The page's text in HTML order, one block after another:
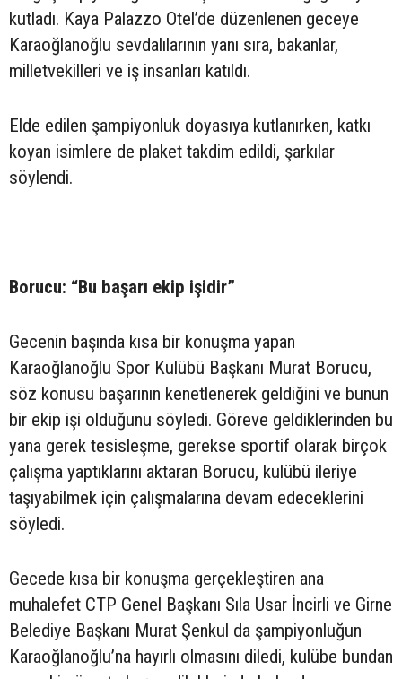
kutladı. Kaya Palazzo Otel’de düzenlenen geceye
Karaoğlanoğlu sevdalılarının yanı sıra, bakanlar,
milletvekilleri ve iş insanları katıldı.
Elde edilen şampiyonluk doyasıya kutlanırken, katkı
koyan isimlere de plaket takdim edildi, şarkılar
söylendi.
Borucu: “Bu başarı ekip işidir”
Gecenin başında kısa bir konuşma yapan
Karaoğlanoğlu Spor Kulübü Başkanı Murat Borucu,
söz konusu başarının kenetlenerek geldiğini ve bunun
bir ekip işi olduğunu söyledi. Göreve geldiklerinden bu
yana gerek tesisleşme, gerekse sportif olarak birçok
çalışma yaptıklarını aktaran Borucu, kulübü ileriye
taşıyabilmek için çalışmalarına devam edeceklerini
söyledi.
Gecede kısa bir konuşma gerçekleştiren ana
muhalefet CTP Genel Başkanı Sıla Usar İncirli ve Girne
Belediye Başkanı Murat Şenkul da şampiyonluğun
Karaoğlanoğlu’na hayırlı olmasını diledi, kulübe bundan